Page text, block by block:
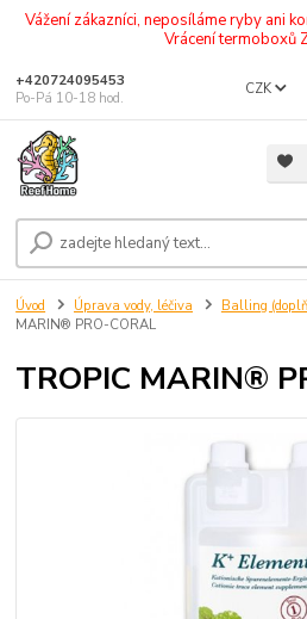
Vážení zákazníci, neposíláme ryby ani
Vrácení termoboxů
CZK
+420724095453
Po-Pá 10-18 hod.
Úvod Úprava vody, léčiva Balling
MARIN® PRO-CORAL
TROPIC MARIN®